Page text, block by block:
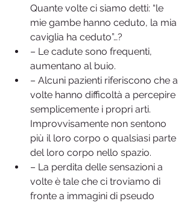
Quante volte ci siamo detti: “le
mie gambe hanno ceduto, la mia
caviglia ha ceduto”…?
– Le cadute sono frequenti,
aumentano al buio.
– Alcuni pazienti riferiscono che a
volte hanno difficoltà a percepire
semplicemente i propri arti.
Improvvisamente non sentono
più il loro corpo o qualsiasi parte
del loro corpo nello spazio.
– La perdita delle sensazioni a
volte è tale che ci troviamo di
fronte a immagini di pseudo